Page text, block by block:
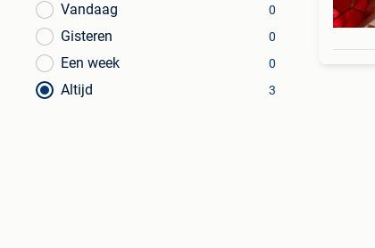
Vandaag
0
Gisteren 0
Een week 0
Altijd 3